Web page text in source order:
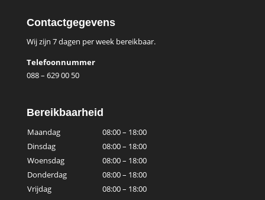
Contactgegevens
Wij zijn 7 dagen per week bereikbaar.
Telefoonnummer
088 – 629 00 50
Bereikbaarheid
Maandag
08:00 – 18:00
Dinsdag
08:00 – 18:00
Woensdag
08:00 – 18:00
Donderdag
08:00 – 18:00
Vrijdag
08:00 – 18:00